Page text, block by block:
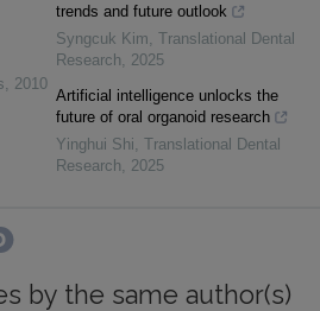
, 2010
trends and future outlook
Syngcuk Kim, Translational Dental
Research, 2025
Artificial intelligence unlocks the
future of oral organoid research
Yinghui Shi, Translational Dental
Research, 2025
by the same author(s)